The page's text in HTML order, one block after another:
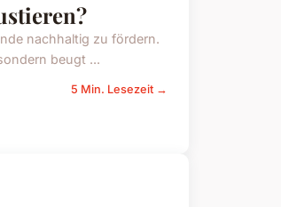
nachhaltig zu fördern.
beugt ...
5 Min. Lesezeit →